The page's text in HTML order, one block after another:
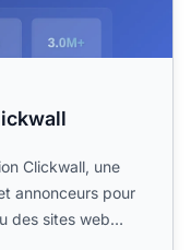
Clickwall, une
annonceurs pour
des sites web